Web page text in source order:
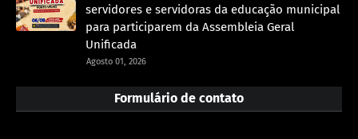
servidores e servidoras da educação municipal
para participarem da Assembleia Geral
Unificada
Agosto 01, 2026
Formulário de contato